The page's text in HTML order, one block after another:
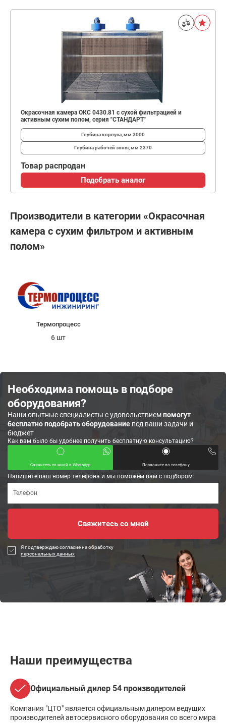
Окрасочная камера ОКС 0430.81 с сухой фильтрацией и
активным сухим полом, серия "СТАНДАРТ"
Глубина корпуса, мм 3000
Глубина рабочей зоны, мм 2370
Товар распродан
Подобрать аналог
Производители в категории «Окрасочная
камера с сухим фильтром и активным
полом»
Термопроцесс
6 шт
Необходима помощь в подборе
оборудования?
Наши опытные специалисты с удовольствиемпомогут
бесплатно подобрать оборудование под ваши задачи и
бюджет
Как вам было бы удобнее получить бесплатную консультацию?
Свяжитесь со мной в WhatsApp Позвоните по телефону
Напишите ваш номер телефона и мы поможем вам с подбором:
Я подтверждаю согласие на обработку
персональных данных
Наши преимущества
Официальный дилер 54 производителей
Компания "ЦТО" является официальным дилером ведущих
производителей автосервисного оборудования со всего мира